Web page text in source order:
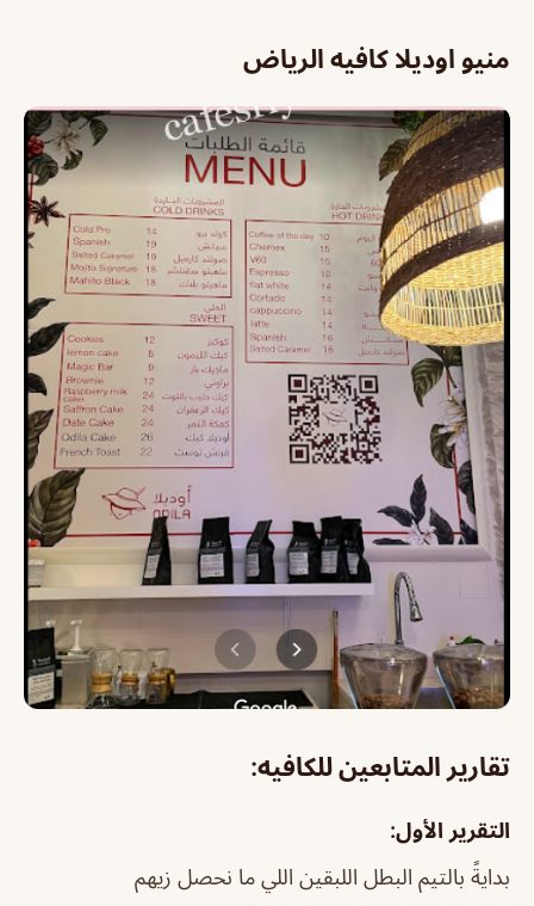
منيو اوديلا كافيه الرياض
تقارير المتابعين للكافيه:
التقرير الأول:
بدايةً بالتيم البطل اللبقين اللي ما نحصل زيهم